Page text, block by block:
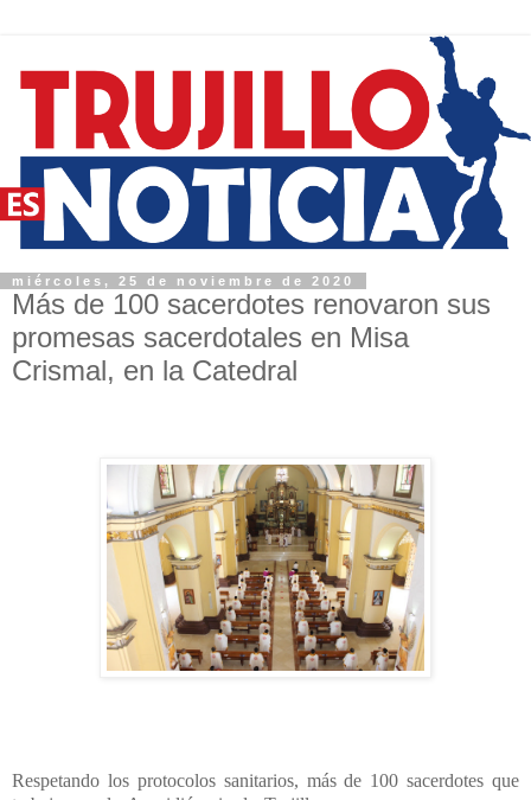
miércoles, 25 de noviembre de 2020
Más de 100 sacerdotes renovaron sus
promesas sacerdotales en Misa
Crismal, en la Catedral
Respetando los protocolos sanitarios, más de 100 sacerdotes que